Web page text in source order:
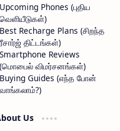
Upcoming Phones (புதிய
வெளியீடுகள்)
Best Recharge Plans (சிறந்த
ரீசார்ஜ் திட்டங்கள்)
Smartphone Reviews
(மொபைல் விமர்சனங்கள்)
Buying Guides (எந்த போன்
வாங்கலாம்?)
Us